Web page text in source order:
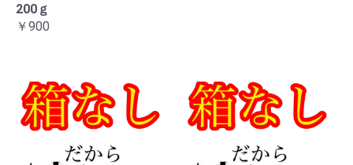
200ｇ
￥900